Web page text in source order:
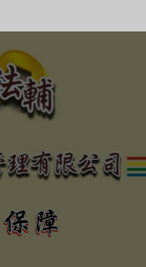
合法、正規經
合法有憑據的債